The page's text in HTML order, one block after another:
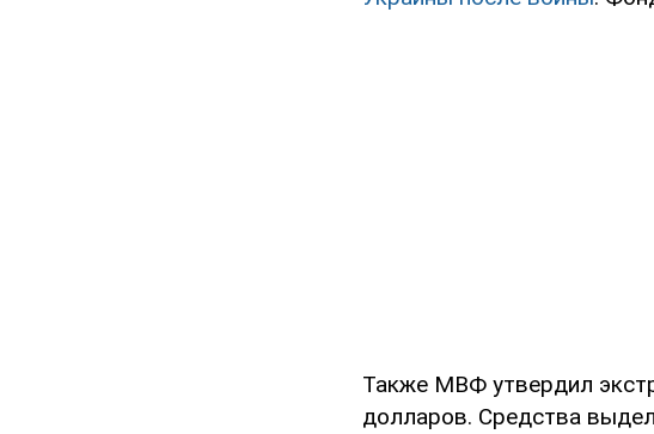
Также МВФ утвердил
долларов. Средства